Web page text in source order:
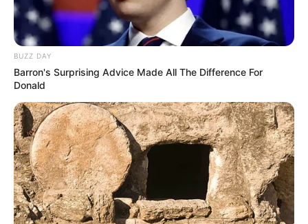
BUZZ DAY
Barron's Surprising Advice Made All The Difference For
Donald